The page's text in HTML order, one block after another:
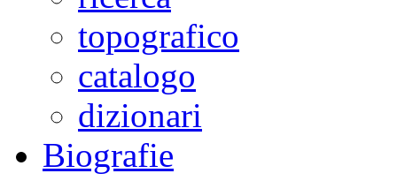
topografico
catalogo
dizionari
Biografie